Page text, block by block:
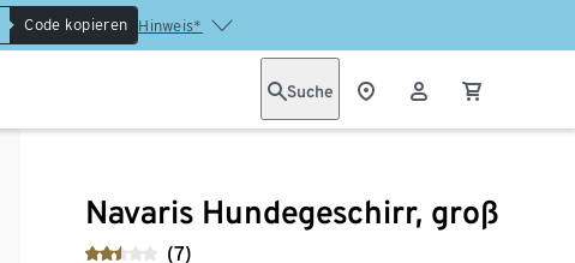
Code kopieren Hinweis*
Suche
Navaris Hundegeschirr, groß
(7)